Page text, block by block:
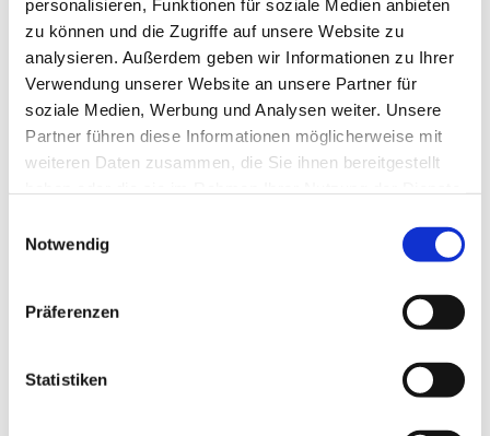
personalisieren, Funktionen für soziale Medien anbieten
zu können und die Zugriffe auf unsere Website zu
analysieren. Außerdem geben wir Informationen zu Ihrer
Verwendung unserer Website an unsere Partner für
soziale Medien, Werbung und Analysen weiter. Unsere
Partner führen diese Informationen möglicherweise mit
weiteren Daten zusammen, die Sie ihnen bereitgestellt
Notwendig
Präferenzen
Statistiken
jahrtausendealten Literatur eigentlich heutzutage
angemessen um?
Mit diesen und vielen anderen Fragen beschäftigen wir
Ein schöner Aspekt am Bibelgesprächskreis ist, dass wir
angesprochen werden, unserer Neugier entsprechend
auf, was uns überhaupt zum Thema Bibel und Glauben
beschäftigt und bewegt. Das macht uns großen Spaß,